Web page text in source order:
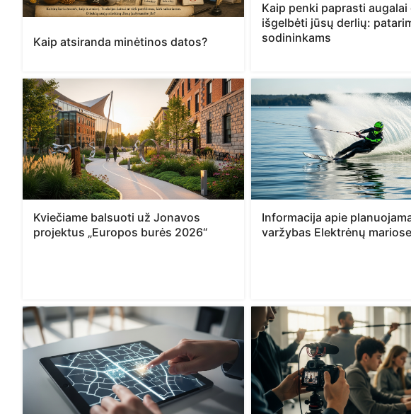
Kaip atsiranda minėtinos datos?
Kaip penki paprasti augalai
išgelbėti jūsų derlių:
sodininkams
Kviečiame balsuoti už Jonavos
projektus „Europos burės 2026“
Informacija apie
varžybas Elektrėnų mariose